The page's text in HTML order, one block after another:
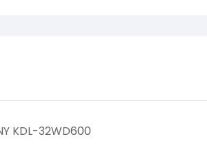
KDL-32WD600